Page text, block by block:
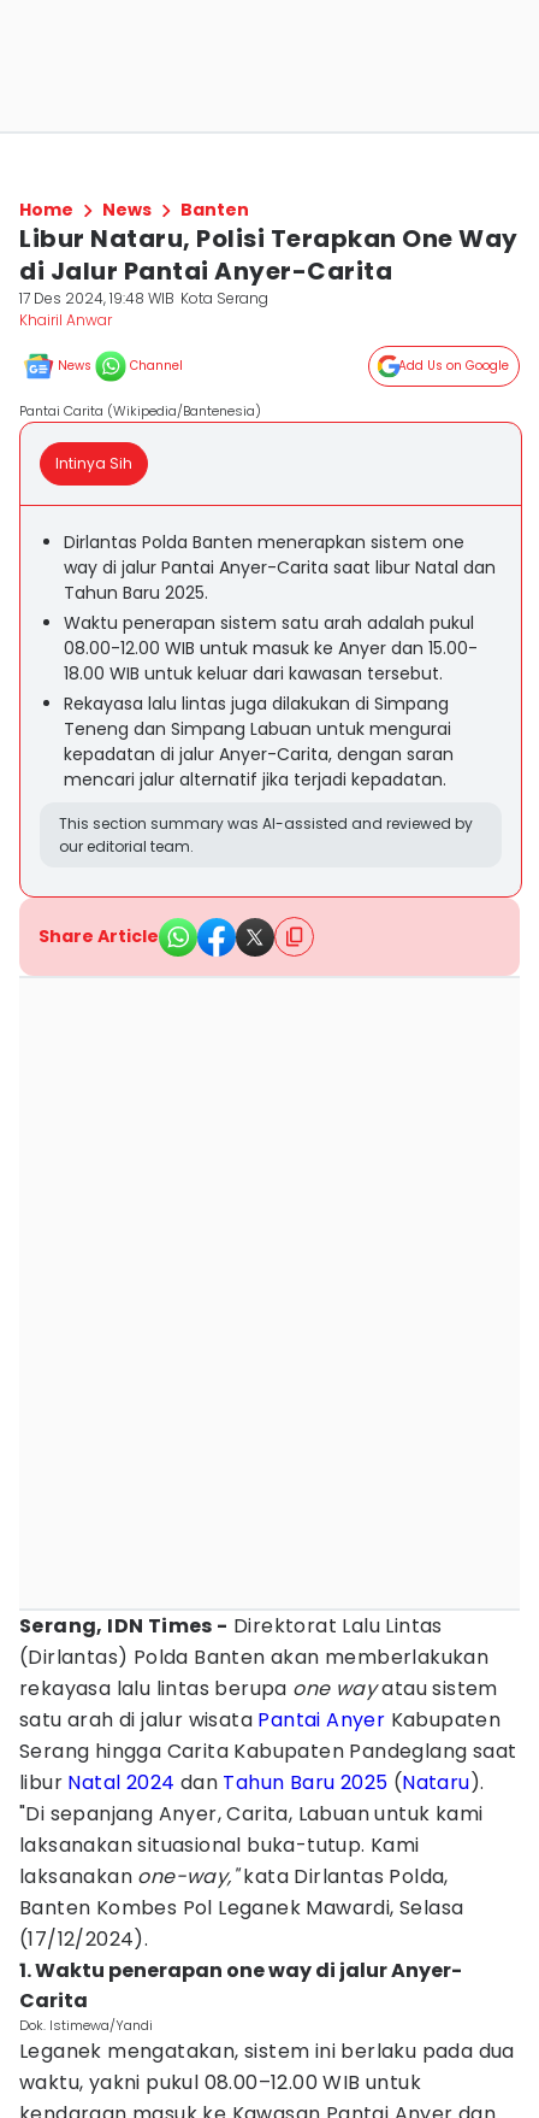
Home News Banten
Libur Nataru, Polisi Terapkan One Way
di Jalur Pantai Anyer-Carita
17 Des 2024, 19:48 WIB Kota Serang
Khairil Anwar
News Channel Add Us on Google
Pantai Carita (Wikipedia/Bantenesia)
Intinya Sih
Dirlantas Polda Banten menerapkan sistem one
way di jalur Pantai Anyer-Carita saat libur Natal dan
Tahun Baru 2025.
Waktu penerapan sistem satu arah adalah pukul
08.00-12.00 WIB untuk masuk ke Anyer dan 15.00-
18.00 WIB untuk keluar dari kawasan tersebut.
Rekayasa lalu lintas juga dilakukan di Simpang
Teneng dan Simpang Labuan untuk mengurai
kepadatan di jalur Anyer-Carita, dengan saran
mencari jalur alternatif jika terjadi kepadatan.
This section summary was AI-assisted and reviewed by
our editorial team.
Share Article
Serang, IDN Times - Direktorat Lalu Lintas
(Dirlantas) Polda Banten akan memberlakukan
rekayasa lalu lintas berupa one wayatau sistem
satu arah di jalur wisata Pantai Anyer Kabupaten
Serang hingga Carita Kabupaten Pandeglang saat
libur Natal 2024 dan Tahun Baru 2025 (Nataru).
"Di sepanjang Anyer, Carita, Labuan untuk kami
laksanakan situasional buka-tutup. Kami
laksanakan one-way,"kata Dirlantas Polda,
Banten Kombes Pol Leganek Mawardi, Selasa
(17/12/2024).
1. Waktu penerapan one way di jalur Anyer-
Carita
Dok. Istimewa/Yandi
Leganek mengatakan, sistem ini berlaku pada dua
waktu, yakni pukul 08.00–12.00 WIB untuk